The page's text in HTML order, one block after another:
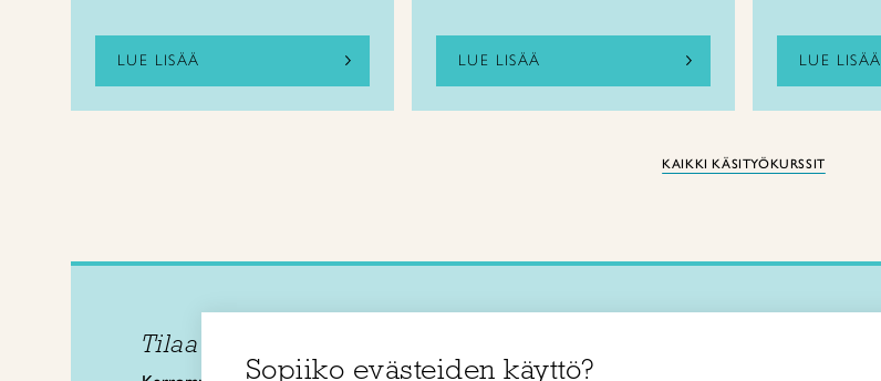
LUE LISÄÄ LUE LISÄÄ LUE LISÄÄ
KAIKKI KÄSITYÖKURSSIT
Tilaa uutiskirje
Käsi- ja taideteollisuusliitto Taito ry
Sopiiko evästeiden käyttö?